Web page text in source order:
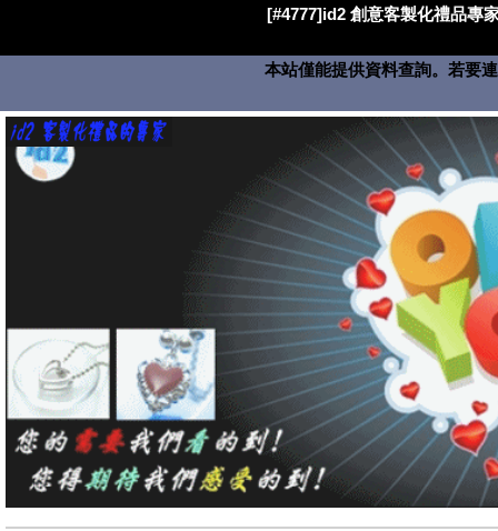
[#4777]id2 創意客製化禮品專
本站僅能提供資料查詢。若要